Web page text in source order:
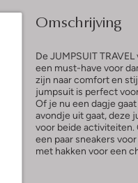
Omschrijving
De JUMPSUIT TRAVEL
een must-have voor
zijn naar comfort en
jumpsuit is perfect
Of je nu een dagje
avondje uit gaat, deze
voor beide activiteiten.
een paar sneakers
met hakken voor een